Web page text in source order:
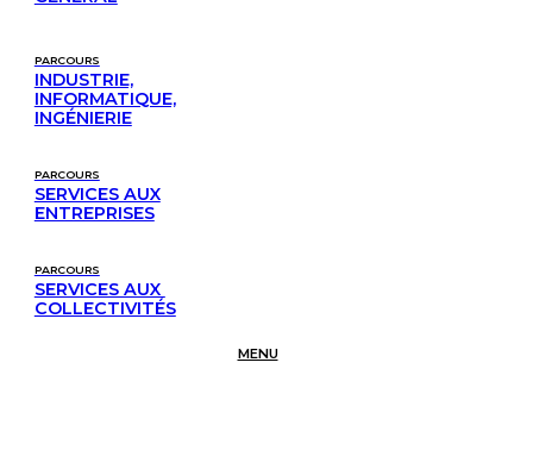
PARCOURS
INDUSTRIE,
INFORMATIQUE,
INGÉNIERIE
PARCOURS
SERVICES AUX
ENTREPRISES
PARCOURS
SERVICES AUX
COLLECTIVITÉS
MENU